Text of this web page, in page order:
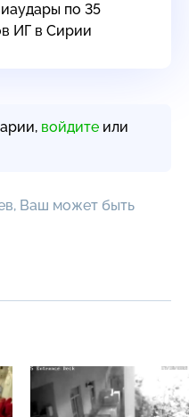
по 35
ИГ в Сирии
войдите или
Ваш может быть